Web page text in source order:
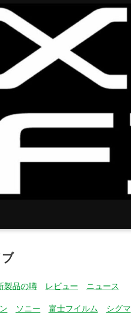
製品の噂 レビュー ニュース
ソニー 富士フイルム シグマ